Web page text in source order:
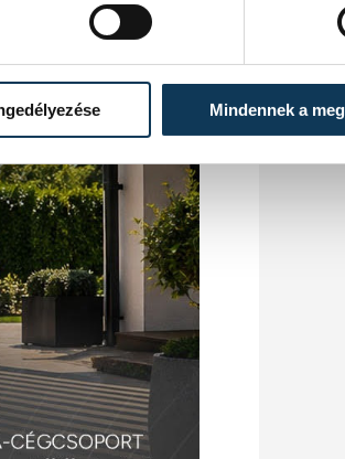
Mindennek a